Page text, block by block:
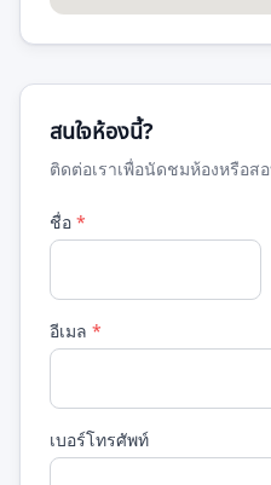
สนใจห้องนี้?
ติดต่อเราเพื่อนัดชมห้องหรือส
ชื่อ *
อีเมล *
เบอร์โทรศัพท์